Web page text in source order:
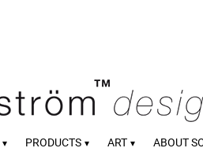
PRODUCTS ART ABOUT